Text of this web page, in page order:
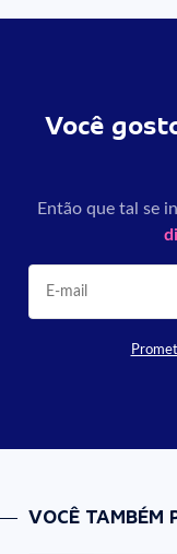
Você
Então que tal se
VOCÊ TAMBÉM